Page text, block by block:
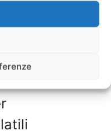
e dal tipo di
richiedere
in
al tuo budget.